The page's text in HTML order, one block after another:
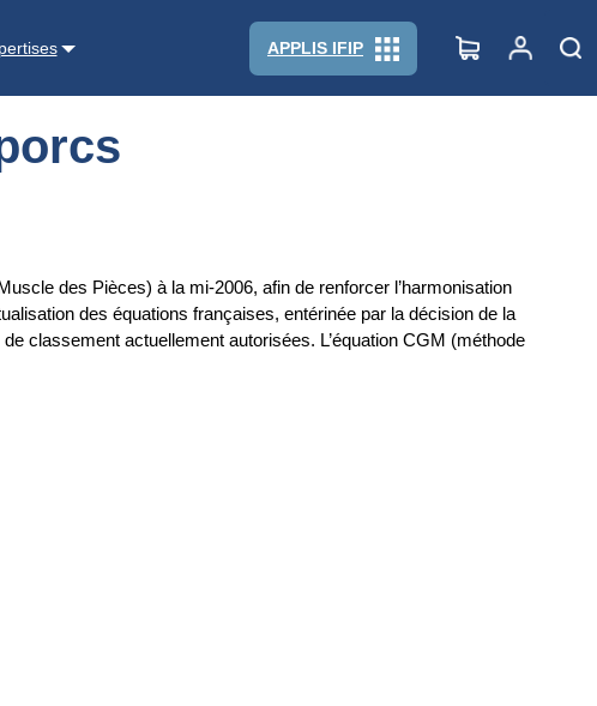
APPLIS IFIP
des Pièces) à la mi-2006, afin de renforcer l’harmonisation
des équations françaises, entérinée par la décision de la
classement actuellement autorisées. L’équation CGM (méthode